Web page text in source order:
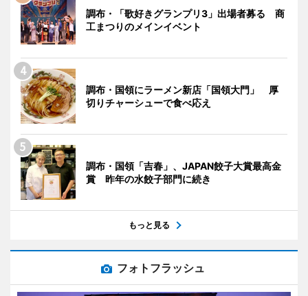
調布・「歌好きグランプリ3」出場者募る 商
工まつりのメインイベント
調布・国領にラーメン新店「国領大門」 厚
切りチャーシューで食べ応え
調布・国領「吉春」、JAPAN餃子大賞最高金
賞 昨年の水餃子部門に続き
もっと見る
フォトフラッシュ